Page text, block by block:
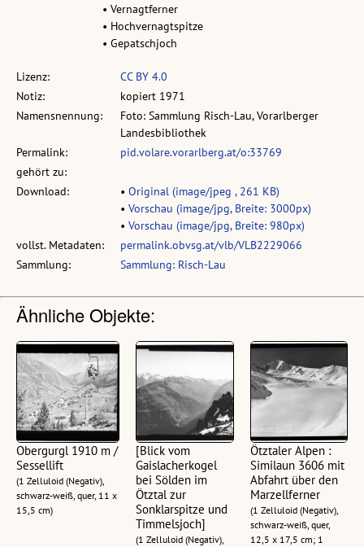
• Vernagtferner
• Hochvernagtspitze
• Gepatschjoch
Lizenz:
CC BY 4.0
Notiz:
kopiert 1971
Namensnennung:
Foto: Sammlung Risch-Lau, Vorarlberger
Landesbibliothek
Permalink:
pid.volare.vorarlberg.at/o:33769
gehört zu:
Download:
• Original (image/jpeg , 261 KB)
• Vorschau (image/jpg, Breite: 3000px)
• Vorschau (image/jpg, Breite: 980px)
vollst. Metadaten:
permalink.obvsg.at/vlb/VLB2229066
Sammlung:
Sammlung: Risch-Lau
Ähnliche Objekte:
Obergurgl 1910 m /
Sessellift
(1 Zelluloid (Negativ),
schwarz-weiß, quer, 11 x
15,5 cm)
[Blick vom
Gaislacherkogel
bei Sölden im
Ötztal zur
Sonklarspitze und
Timmelsjoch]
(1 Zelluloid (Negativ),
Ötztaler Alpen :
Similaun 3606 mit
Abfahrt über den
Marzellferner
(1 Zelluloid (Negativ),
schwarz-weiß, quer,
12,5 x 17,5 cm; 1